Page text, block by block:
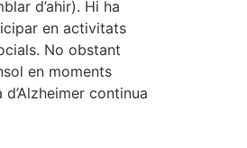
d’ahir). Hi ha
en activitats
No obstant
en moments
continua